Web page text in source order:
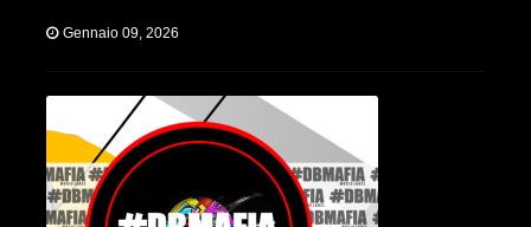
Gennaio 09, 2026